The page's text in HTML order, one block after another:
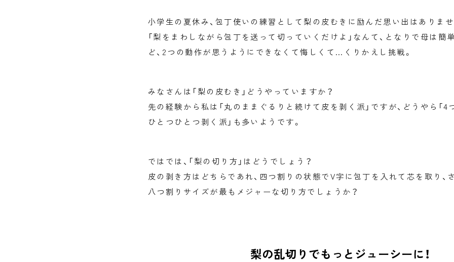
小学生の夏休み、包丁使いの練習として梨の皮むきに励んだ思い出はありま
「梨をまわしながら包丁を送って切っていくだけよ」なんて、となりで母は簡
ど、2つの動作が思うようにできなくて悔しくて…くりかえし挑戦。
みなさんは「梨の皮むき」どうやっていますか？
先の経験から私は「丸のままぐるりと続けて皮を剥く派」ですが、どうやら「
ひとつひとつ剥く派」も多いようです。
ではでは、「梨の切り方」はどうでしょう？
皮の剥き方はどちらであれ、四つ割りの状態でV字に包丁を入れて芯を取り、
八つ割りサイズが最もメジャーな切り方でしょうか？
梨の乱切りでもっとジューシーに！